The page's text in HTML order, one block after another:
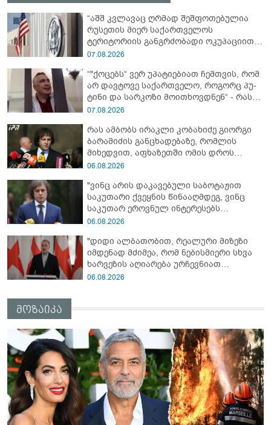
“აშშ კვლავაც ღრმად შეშფოთებულია
რუსეთის მიერ საქართველოს
ტერიტორიის განგრძობადი ოკუპაციით
და გმობს ოკუპაციის პირობებში
და სხვა სახის ძალადობას“ - აშშ-ს
საელჩო
07.08.2026
“"ქო­ცებს“ ვერ უპა­ტი­ე­ბი­ათ ჩემ­თვის, რომ
არ დავ­ტო­ვე სა­ქარ­თვე­ლო, რო­გორც პუ­
ტი­ნი და სარ­კო­ზი მო­ი­თხოვ­დნენ“ - რას
წერს მიხეილ სააკაშვილი
07.08.2026
რას ამბობს ირაკლი კობახიძე გიორგი
ბარამიძის განცხადებაზე, რომლის
მიხედვით, აფხაზეთში ომის დროს
„ჩვენებს ტყვეები არ აჰყავდათ"
06.08.2026
"ვინც არის დაკავებული საბოტაჟით
საკუთარი ქვეყნის წინააღმდეგ, ვინც
საკუთარ ეროვნულ ინტერესებს
უპირისპირდება, ყველამ უნდა იცოდეს,
ირაკლი კობახიძე
06.08.2026
"დიდი ალბათობით, რეალური მიზეზი
იმდენად მძიმეა, რომ ნებისმიერი სხვა
ხარვეზის აღიარება ურჩევნიათ
ნამდვილი მიზეზის გამოაშკარავებას" -
06.08.2026
მოზაიკა